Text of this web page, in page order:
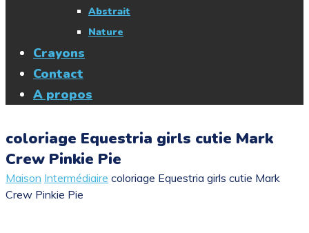
Abstrait
Nature
Crayons
Contact
A propos
coloriage Equestria girls cutie Mark
Crew Pinkie Pie
Maison Intermédiaire coloriage Equestria girls cutie Mark
Crew Pinkie Pie